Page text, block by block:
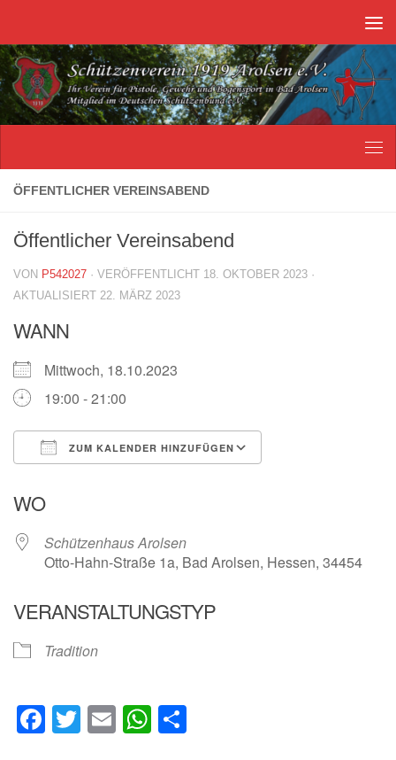
ÖFFENTLICHER VEREINSABEND
Öffentlicher Vereinsabend
VON P542027 · VERÖFFENTLICHT 18. OKTOBER 2023 ·
AKTUALISIERT 22. MÄRZ 2023
WANN
Mittwoch, 18.10.2023
19:00 - 21:00
ZUM KALENDER HINZUFÜGEN
WO
Schützenhaus Arolsen
Otto-Hahn-Straße 1a, Bad Arolsen, Hessen, 34454
VERANSTALTUNGSTYP
Tradition
Facebook
Twitter
EmailWhatsApp